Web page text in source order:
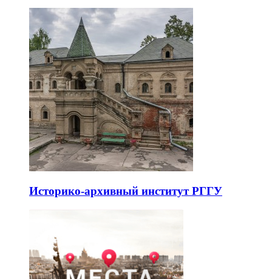
Историко-архивный институт РГГУ